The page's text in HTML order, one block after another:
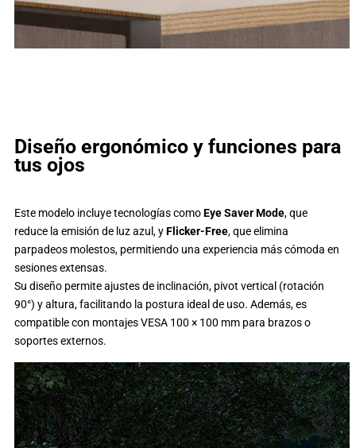
Diseño ergonómico y funciones para
tus ojos
Este modelo incluye tecnologías comoEye Saver Mode, que
reduce la emisión de luz azul, yFlicker-Free, que elimina
parpadeos molestos, permitiendo una experiencia más cómoda en
sesiones extensas.
Su diseño permite ajustes de inclinación, pivot vertical (rotación
90°) y altura, facilitando la postura ideal de uso. Además, es
compatible con montajes VESA 100 × 100 mm para brazos o
soportes externos.